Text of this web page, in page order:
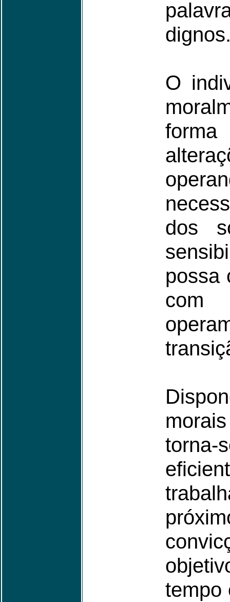
O
dos
possa
com
tempo